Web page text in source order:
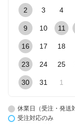
2 3 4
9 10 11
16 17 18
23 24 25
30 31 1
休業日（受注・発送
受注対応のみ